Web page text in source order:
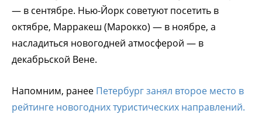
— в сентябре. Нью-Йорк советуют посетить в
октябре, Марракеш (Марокко) — в ноябре, а
насладиться новогодней атмосферой — в
декабрьской Вене.
Напомним, ранее Петербург занял второе место в
рейтинге новогодних туристических направлений.